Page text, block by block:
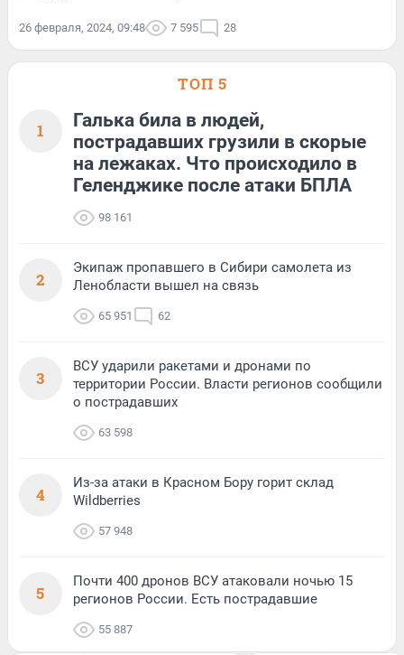
26 февраля, 2024, 09:48 7 595 28
ТОП 5
1
Галька била в людей,
пострадавших грузили в скорые
на лежаках. Что происходило в
Геленджике после атаки БПЛА
98 161
2
Экипаж пропавшего в Сибири самолета из
Ленобласти вышел на связь
65 951 62
3
ВСУ ударили ракетами и дронами по
территории России. Власти регионов сообщили
о пострадавших
63 598
4
Из-за атаки в Красном Бору горит склад
Wildberries
57 948
5
Почти 400 дронов ВСУ атаковали ночью 15
регионов России. Есть пострадавшие
55 887